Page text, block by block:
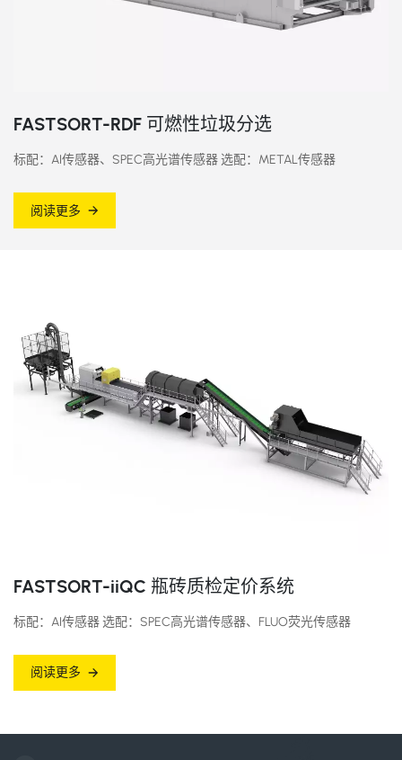
FASTSORT-RDF 可燃性垃圾分选
标配：AI传感器、SPEC高光谱传感器 选配：METAL传感器
阅读更多
FASTSORT-iiQC 瓶砖质检定价系统
标配：AI传感器 选配：SPEC高光谱传感器、FLUO荧光传感器
阅读更多